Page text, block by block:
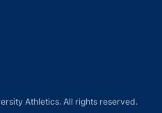
Athletics. All rights reserved.